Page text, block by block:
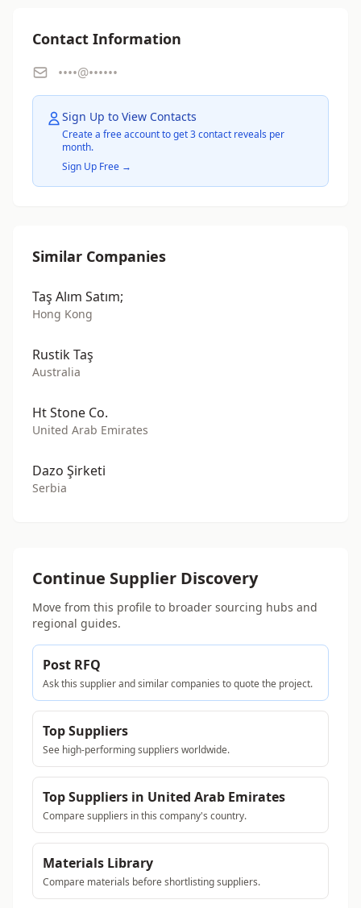
Contact Information
••••@••••••
Sign Up to View Contacts
Create a free account to get 3 contact reveals per
month.
Sign Up Free →
Similar Companies
Taş Alım Satım;
Hong Kong
Rustik Taş
Australia
Ht Stone Co.
United Arab Emirates
Dazo Şirketi
Serbia
Continue Supplier Discovery
Move from this profile to broader sourcing hubs and
regional guides.
Post RFQ
Ask this supplier and similar companies to quote the project.
Top Suppliers
See high-performing suppliers worldwide.
Top Suppliers in United Arab Emirates
Compare suppliers in this company's country.
Materials Library
Compare materials before shortlisting suppliers.